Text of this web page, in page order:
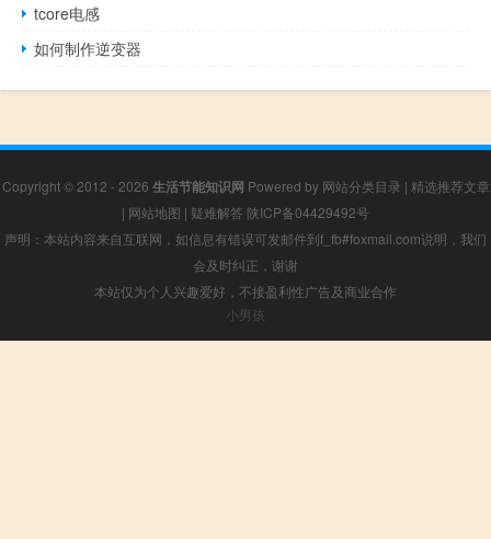
tcore电感
如何制作逆变器
Copyright © 2012 - 2026 生活节能知识网 Powered by 网站分类目录 | 精选推荐文章
| 网站地图 | 疑难解答 陕ICP备04429492号
声明：本站内容来自互联网，如信息有错误可发邮件到f_fb#foxmail.com说明，我们
会及时纠正，谢谢
本站仅为个人兴趣爱好，不接盈利性广告及商业合作
小男孩